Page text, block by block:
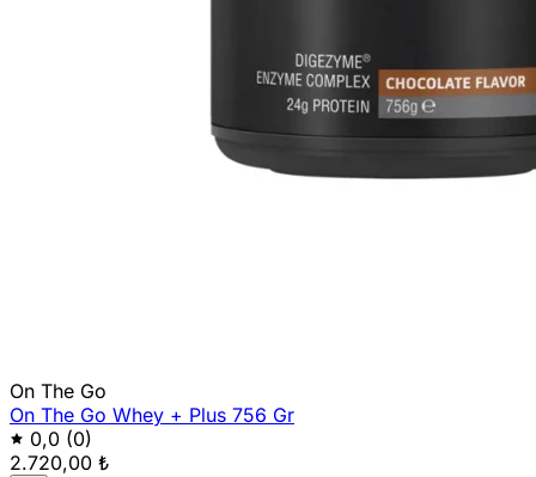
On The Go
On The Go Whey + Plus 756 Gr
0,0 (0)
2.720,00 ₺